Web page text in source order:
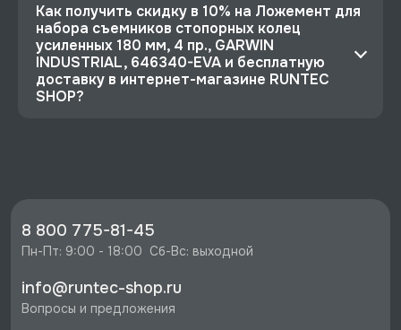
Как получить скидку в 10% на Ложемент для
набора съемников стопорных колец
усиленных 180 мм, 4 пр., GARWIN
INDUSTRIAL, 646340-EVA и бесплатную
доставку в интернет-магазине RUNTEC
SHOP?
GARWIN INDUSTRIAL, 646340-EVA со скидкой
- 330 руб.
Петербурге и по РФ, если она меньше 10%
стоимости заказа.
8 800 775-81-45
Пн-Пт: 9:00 - 18:00  Сб-Вс: выходной
info@runtec-shop.ru
Вопросы и предложения